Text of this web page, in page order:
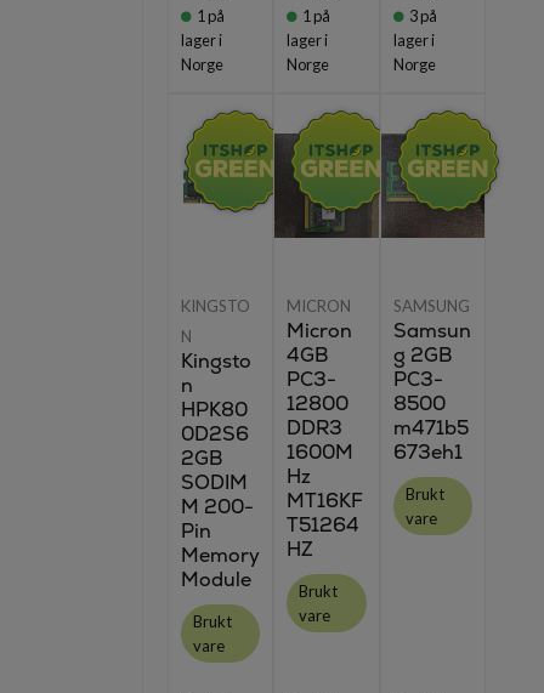
1 på
lager i
Norge
1 på
lager i
Norge
3 på
lager i
Norge
KINGSTO
N
Kingsto
n
HPK80
0D2S6
2GB
SODIM
M 200-
Pin
Memory
Module
Brukt
vare
MICRON
Micron
4GB
PC3-
12800
DDR3
1600M
Hz
MT16KF
T51264
HZ
Brukt
vare
SAMSUNG
Samsun
g 2GB
PC3-
8500
m471b5
673eh1
Brukt
vare